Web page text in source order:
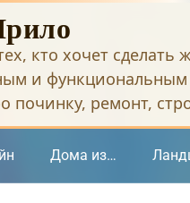
кто хочет
и
починку, ремонт,
Дома из…